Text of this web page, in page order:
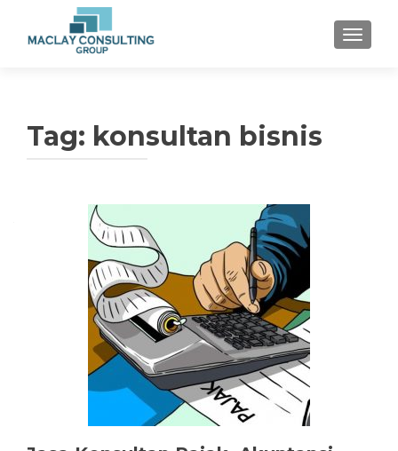
Tag: konsultan bisnis